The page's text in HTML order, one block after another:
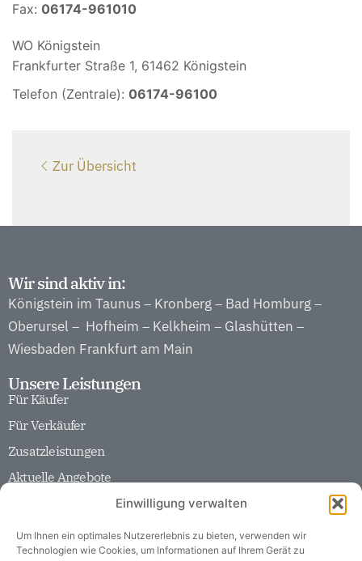
Einwilligung verwalten
Um Ihnen ein optimales Nutzererlebnis zu bieten, verwenden wir
Technologien wie Cookies, um Informationen auf Ihrem Gerät zu
Fax: 06174-961010
WO Königstein
Frankfurter Straße 1, 61462 Königstein
Telefon (Zentrale): 06174-96100
Zur Übersicht
Wir sind aktiv in:
Königstein im Taunus – Kronberg – Bad Homburg –
Oberursel – Hofheim – Kelkheim – Glashütten –
Wiesbaden Frankfurt am Main
Unsere Leistungen
Für Käufer
Für Verkäufer
Zusatzleistungen
Aktuelle Angebote
Unser Unternehmen
Historie